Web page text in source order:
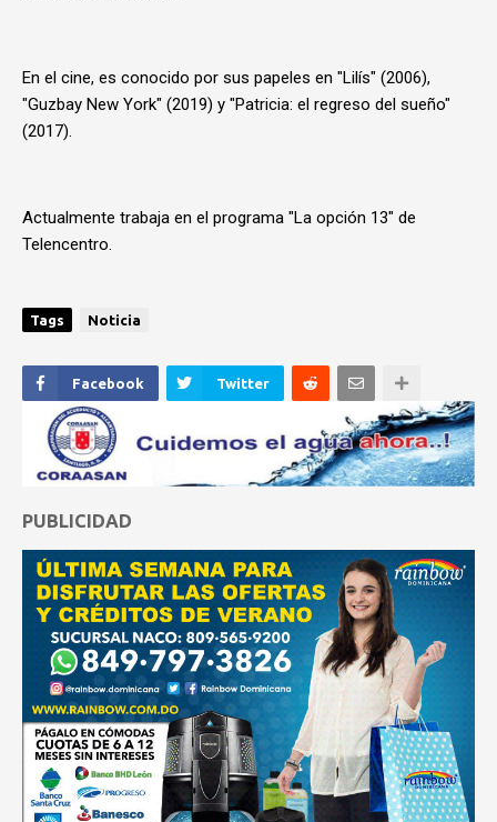
En el cine, es conocido por sus papeles en "Lilís" (2006),
"Guzbay New York" (2019) y "Patricia: el regreso del sueño"
(2017).
Actualmente trabaja en el programa "La opción 13" de
Telencentro.
Tags Noticia
Facebook Twitter
PUBLICIDAD